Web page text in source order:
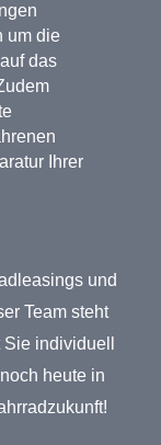
um die
das
Ihrer
und
Team steht
individuell
heute in